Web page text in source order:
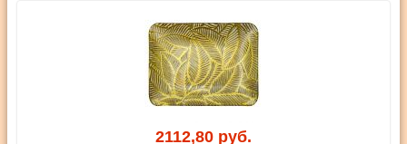
2112,80 руб.